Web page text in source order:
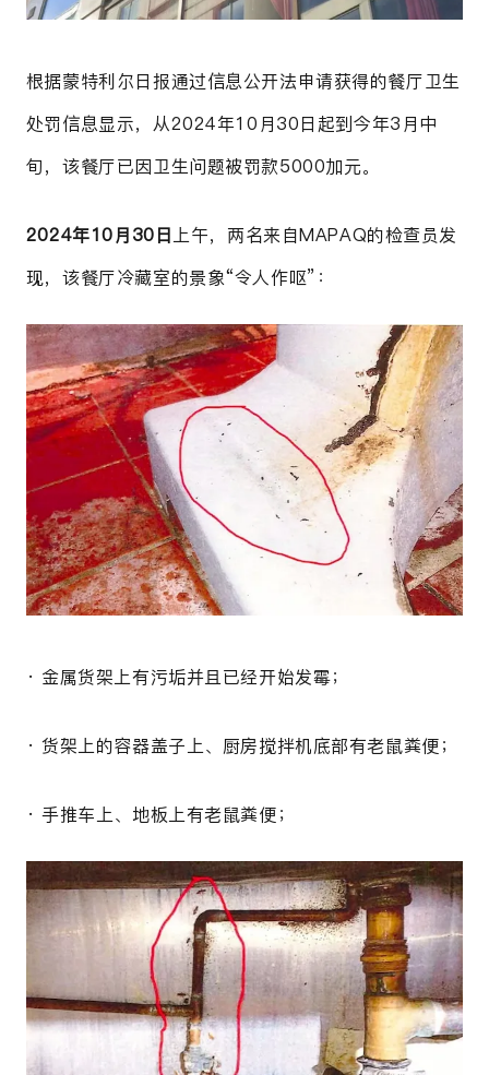
根据蒙特利尔日报通过信息公开法申请获得的餐厅卫生
处罚信息显示， 从2024年10月30日起到今年3月中
旬，该餐厅已因卫生问题被罚款5000加元。
2024年10月30日上午，两名来自MAPAQ的检查员发
现，该餐厅冷藏室的景象“令人作呕”：
· 金属货架上有污垢并且已经开始发霉；
· 货架上的容器盖子上、厨房搅拌机底部有老鼠粪便；
· 手推车上、地板上有老鼠粪便；